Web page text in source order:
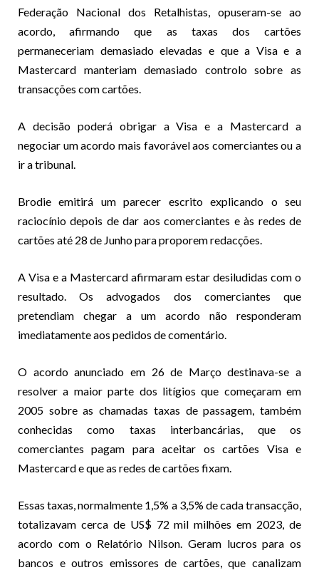
Federação Nacional dos Retalhistas, opuseram-se ao
acordo, afirmando que as taxas dos cartões
permaneceriam demasiado elevadas e que a Visa e a
Mastercard manteriam demasiado controlo sobre as
transacções com cartões.
A decisão poderá obrigar a Visa e a Mastercard a
negociar um acordo mais favorável aos comerciantes ou a
ir a tribunal.
Brodie emitirá um parecer escrito explicando o seu
raciocínio depois de dar aos comerciantes e às redes de
cartões até 28 de Junho para proporem redacções.
A Visa e a Mastercard afirmaram estar desiludidas com o
resultado. Os advogados dos comerciantes que
pretendiam chegar a um acordo não responderam
imediatamente aos pedidos de comentário.
O acordo anunciado em 26 de Março destinava-se a
resolver a maior parte dos litígios que começaram em
2005 sobre as chamadas taxas de passagem, também
conhecidas como taxas interbancárias, que os
comerciantes pagam para aceitar os cartões Visa e
Mastercard e que as redes de cartões fixam.
Essas taxas, normalmente 1,5% a 3,5% de cada transacção,
totalizavam cerca de US$ 72 mil milhões em 2023, de
acordo com o Relatório Nilson. Geram lucros para os
bancos e outros emissores de cartões, que canalizam